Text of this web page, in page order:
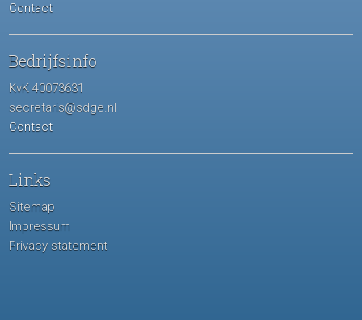
Contact
Bedrijfsinfo
KvK 40073631
secretaris@sdge.nl
Contact
Links
Sitemap
Impressum
Privacy statement